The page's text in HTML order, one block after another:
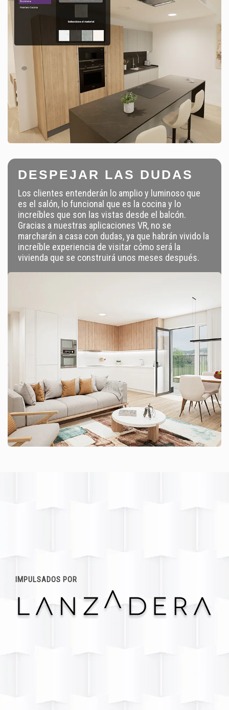
DESPEJAR LAS DUDAS
Los clientes entenderán lo amplio y luminoso que
es el salón, lo funcional que es la cocina y lo
increíbles que son las vistas desde el balcón.
Gracias a nuestras aplicaciones VR, no se
marcharán a casa con dudas, ya que habrán vivido la
increíble experiencia de visitar cómo será la
vivienda que se construirá unos meses después.
IMPULSADOS POR